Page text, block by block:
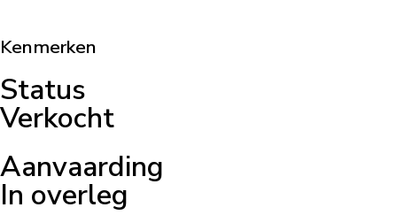
Kenmerken
Status
Verkocht
Aanvaarding
In overleg